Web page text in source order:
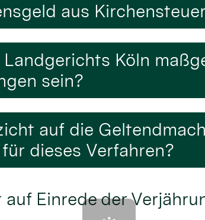
aus
Köln
sein?
auf die
dieses Verfahren?
Einrede der